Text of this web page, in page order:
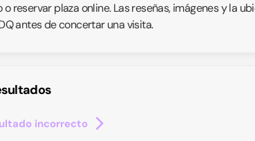
plaza online. Las reseñas, imágenes y la
antes de concertar una visita.
incorrecto